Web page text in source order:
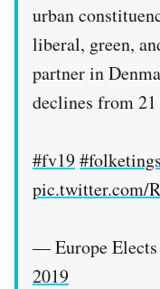
urban
liberal, green,
partner in
declines from
#fv19
pic.twitter.com/
— Europe Elects
2019